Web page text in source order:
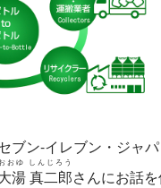
ブン-イレブン・ジャ
湯 真二郎
おおゆ しんじろう
さんにお話